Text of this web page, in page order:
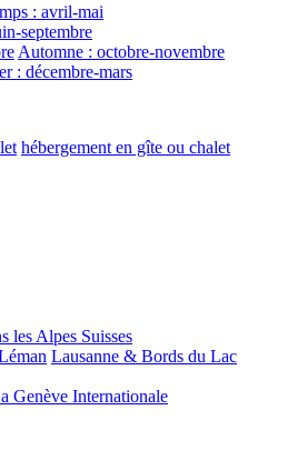
: avril-mai
septembre
Automne : octobre-novembre
: décembre-mars
hébergement en gîte ou chalet
les Alpes Suisses
Lausanne & Bords du Lac
Genève Internationale